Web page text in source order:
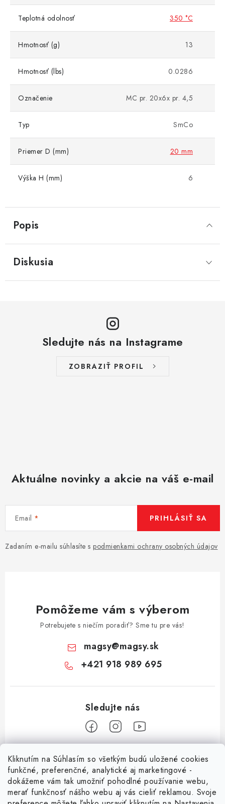
Kliknutím na Súhlasím so všetkým budú uložené cookies
funkčné, preferenčné, analytické aj marketingové -
dokážeme vám tak umožniť pohodlné používanie webu,
merať funkčnosť nášho webu aj vás cieliť reklamou. Svoje
Popis
Teplotná odolnosť 350 °C
Hmotnosť (g) 13
Hmotnosť (lbs) 0.0286
Označenie MC pr. 20x6x pr. 4,5
Typ SmCo
Priemer D (mm) 20 mm
Výška H (mm) 6
Diskusia
Sledujte nás na Instagrame
ZOBRAZIŤ PROFIL
Aktuálne novinky a akcie na váš e-mail
Email
Zadaním e-mailu súhlasíte s podmienkami ochrany osobných údajov
PRIHLÁSIŤ SA
Pomôžeme vám s výberom
Potrebujete s niečím poradiť? Sme tu pre vás!
magsy@magsy.sk
+421 918 989 695
Informácie pre vás
O nás